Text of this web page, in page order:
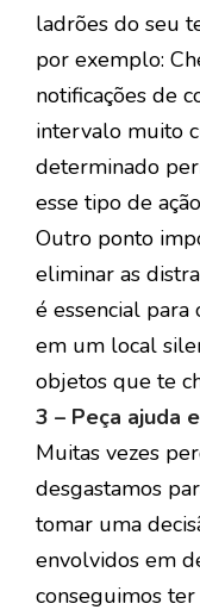
ladrões do seu
por exemplo:
notificações de
intervalo muito
determinado
esse tipo de
Outro ponto
eliminar as
é essencial
em um local
objetos que te
3 – Peça ajuda
Muitas vezes
desgastamos
tomar uma
envolvidos em
conseguimos